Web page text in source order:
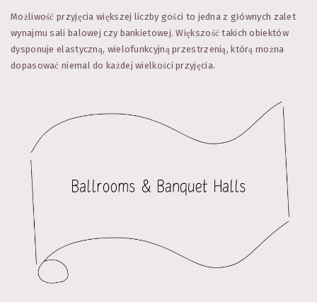
Możliwość przyjęcia większej liczby gości to jedna z głównych zalet
wynajmu sali balowej czy bankietowej. Większość takich obiektów
dysponuje elastyczną, wielofunkcyjną przestrzenią, którą można
dopasować niemal do każdej wielkości przyjęcia.